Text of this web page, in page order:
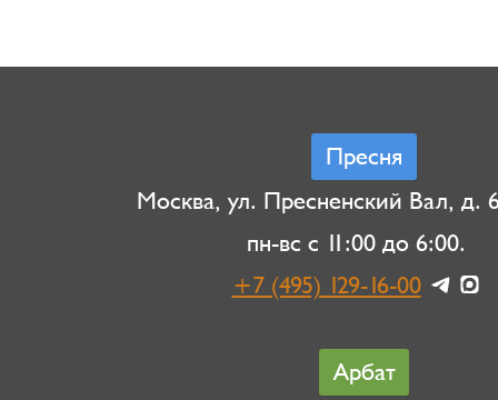
Пресня
Москва, ул. Пресненский Вал, д.
пн-вс с 11:00 до 6:00.
+7 (495) 129-16-00
Арбат